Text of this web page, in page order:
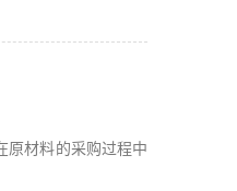
原材料的采购过程中